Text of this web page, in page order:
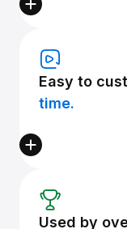
Easy to
time.
Used by